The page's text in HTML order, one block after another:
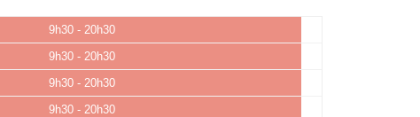
9h30 - 20h30
9h30 - 20h30
9h30 - 20h30
9h30 - 20h30